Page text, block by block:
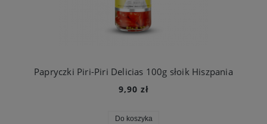
Papryczki Piri-Piri Delicias 100g słoik Hiszpania
9,90 zł
Do koszyka